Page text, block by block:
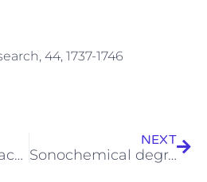
44, 1737-1746
Solid waste characterization, quantification and management practices in developing countries. A case study: Nablus district- Palestine
NEXT
Sonochemical degradation of ofloxacin in aqueous solutions